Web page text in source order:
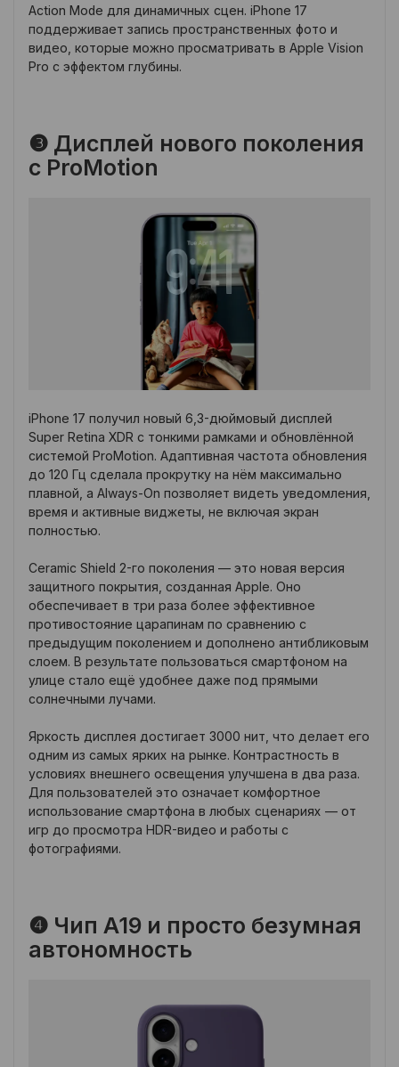
Action Mode для динамичных сцен. iPhone 17
поддерживает запись пространственных фото и
видео, которые можно просматривать в Apple Vision
Pro с эффектом глубины.
❸ Дисплей нового поколения
с ProMotion
iPhone 17 получил новый 6,3-дюймовый дисплей
Super Retina XDR с тонкими рамками и обновлённой
системой ProMotion. Адаптивная частота обновления
до 120 Гц сделала прокрутку на нём максимально
плавной, а Always-On позволяет видеть уведомления,
время и активные виджеты, не включая экран
полностью.
Ceramic Shield 2-го поколения — это новая версия
защитного покрытия, созданная Apple. Оно
обеспечивает в три раза более эффективное
противостояние царапинам по сравнению с
предыдущим поколением и дополнено антибликовым
слоем. В результате пользоваться смартфоном на
улице стало ещё удобнее даже под прямыми
солнечными лучами.
Яркость дисплея достигает 3000 нит, что делает его
одним из самых ярких на рынке. Контрастность в
условиях внешнего освещения улучшена в два раза.
Для пользователей это означает комфортное
использование смартфона в любых сценариях — от
игр до просмотра HDR-видео и работы с
фотографиями.
❹ Чип A19 и просто безумная
автономность